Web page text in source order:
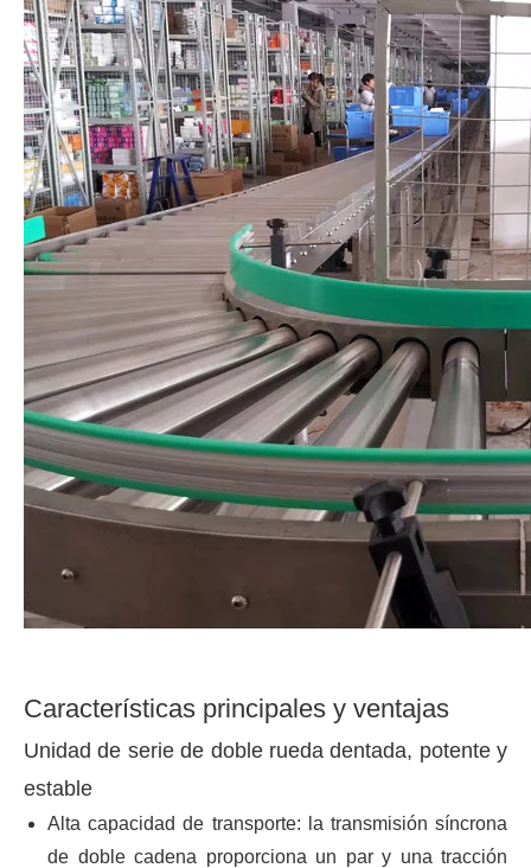
Características principales y ventajas
Unidad de serie de doble rueda dentada, potente y
estable
Alta capacidad de transporte: la transmisión síncrona
de doble cadena proporciona un par y una tracción